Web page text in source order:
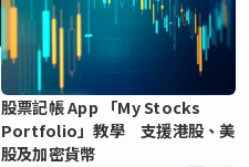
股票記帳 App 「My Stocks
Portfolio」教學 支援港股、美
股及加密貨幣